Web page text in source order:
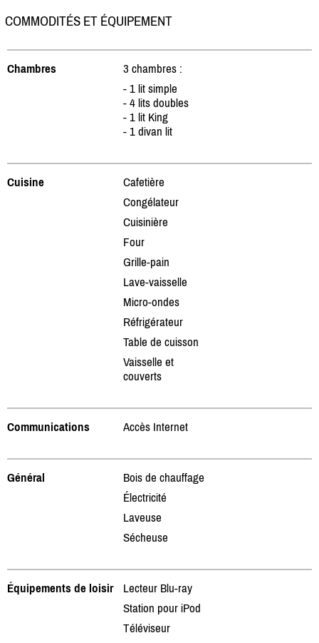
COMMODITÉS ET ÉQUIPEMENT
Chambres
3 chambres :
- 1 lit simple
- 4 lits doubles
- 1 lit King
- 1 divan lit
Cuisine
Cafetière
Congélateur
Cuisinière
Four
Grille-pain
Lave-vaisselle
Micro-ondes
Réfrigérateur
Table de cuisson
Vaisselle et
couverts
Communications Accès Internet
Général
Bois de chauffage
Électricité
Laveuse
Sécheuse
Équipements de loisir
Lecteur Blu-ray
Station pour iPod
Téléviseur